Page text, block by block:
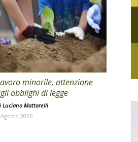
minorile, attenzione
obblighi di legge
Luciano Mattarelli
2026